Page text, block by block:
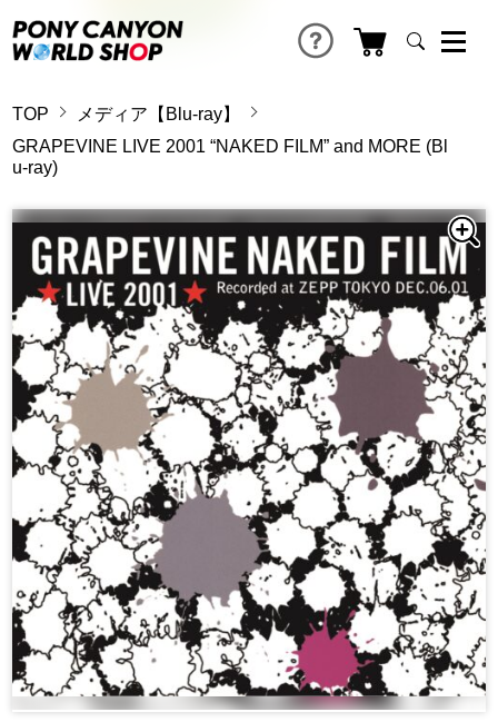
TOP
メディア【Blu-ray】
GRAPEVINE LIVE 2001 “NAKED FILM” and MORE (Bl
u-ray)